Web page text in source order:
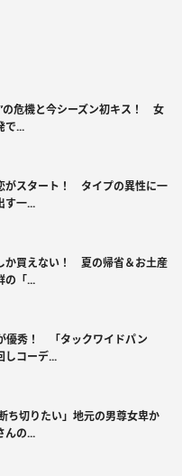
の危機と今シーズン初キス！ 女
で...
がスタート！ タイプの異性に一
一...
か買えない！ 夏の帰省＆お土産
の「...
優秀！ 「タックワイドパン
しコーデ...
ち切りたい」地元の男尊女卑か
んの...